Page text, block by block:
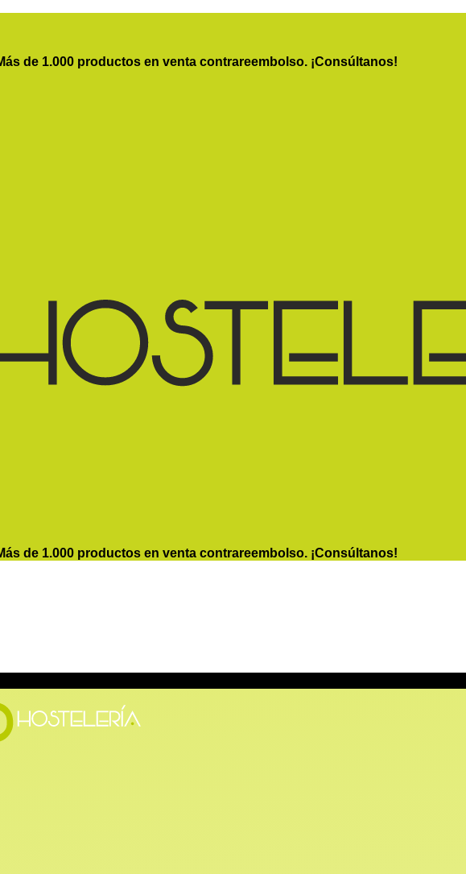
de 1.000 productos en venta contrareembolso. ¡Consúltanos!
de 1.000 productos en venta contrareembolso. ¡Consúltanos!